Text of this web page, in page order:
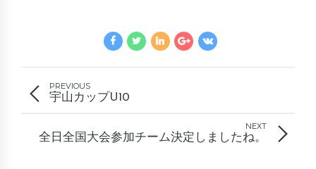
PREVIOUS
宇山カップU10
NEXT
全日全国大会参加チーム決定しましたね。